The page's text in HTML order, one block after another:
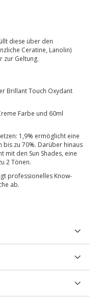
diese über den
Ceratine, Lanolin)
zur Geltung.
Brillant Touch Oxydant
Farbe und 60ml
1,9% ermöglicht eine
bis zu 70%. Darüber hinaus
mit den Sun Shades, eine
2 Tönen.
professionelles Know-
ab.